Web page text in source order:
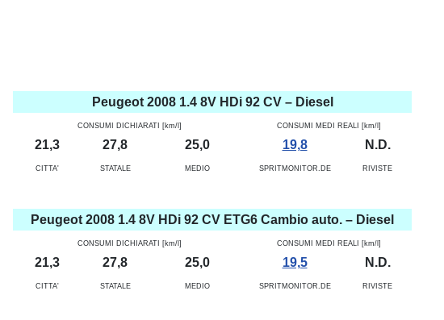
Peugeot 2008 1.4 8V HDi 92 CV – Diesel
CONSUMI DICHIARATI [km/l] CONSUMI MEDI REALI [km/l]
21,3 27,8 25,0 19,8 N.D.
CITTA' STATALE MEDIO SPRITMONITOR.DE RIVISTE
Peugeot 2008 1.4 8V HDi 92 CV ETG6 Cambio auto. – Diesel
CONSUMI DICHIARATI [km/l] CONSUMI MEDI REALI [km/l]
21,3 27,8 25,0 19,5 N.D.
CITTA' STATALE MEDIO SPRITMONITOR.DE RIVISTE